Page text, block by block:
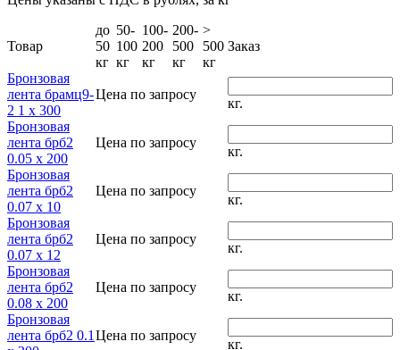
Товар
до
50
кг
50-
100
кг
100-
200
кг
200-
500
кг
>
500
кг
Заказ
Бронзовая
лента брамц9-
2 1 x 300
Цена по запросу
кг.
Бронзовая
лента брб2
0.05 x 200
Цена по запросу
кг.
Бронзовая
лента брб2
0.07 x 10
Цена по запросу
кг.
Бронзовая
лента брб2
0.07 x 12
Цена по запросу
кг.
Бронзовая
лента брб2
0.08 x 200
Цена по запросу
кг.
Бронзовая
лента брб2 0.1 Цена по запросу
кг.